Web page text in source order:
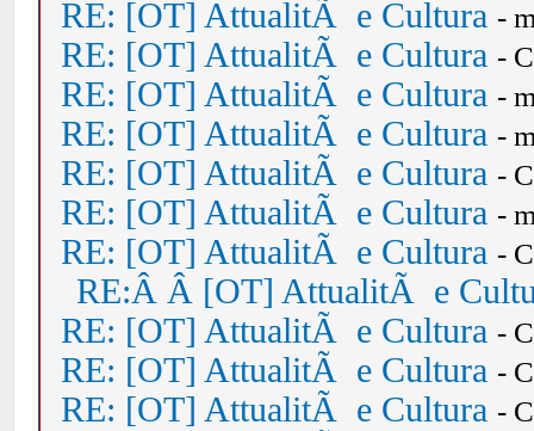
RE: [OT] AttualitÃ e Cultura -
RE: [OT] AttualitÃ e Cultura -
RE: [OT] AttualitÃ e Cultura -
RE: [OT] AttualitÃ e Cultura -
RE: [OT] AttualitÃ e Cultura -
RE: [OT] AttualitÃ e Cultura -
RE: [OT] AttualitÃ e Cultura -
RE:Â Â [OT] AttualitÃ e
RE: [OT] AttualitÃ e Cultura -
RE: [OT] AttualitÃ e Cultura -
RE: [OT] AttualitÃ e Cultura -